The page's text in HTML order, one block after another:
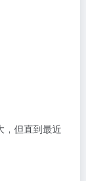
，但直到最近